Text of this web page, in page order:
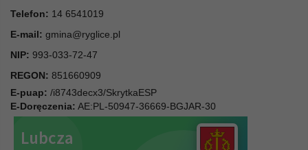
Telefon: 14 6541019
E-mail: gmina@ryglice.pl
NIP: 993-033-72-47
REGON: 851660909
E-puap: /i8743decx3/SkrytkaESP
E-Doręczenia: AE:PL-50947-36669-BGJAR-30